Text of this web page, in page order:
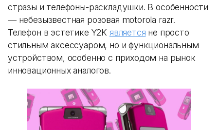
стразы и телефоны-раскладушки. В особенности
— небезызвестная розовая motorola razr.
Телефон в эстетике Y2K является не просто
стильным аксессуаром, но и функциональным
устройством, особенно с приходом на рынок
инновационных аналогов.